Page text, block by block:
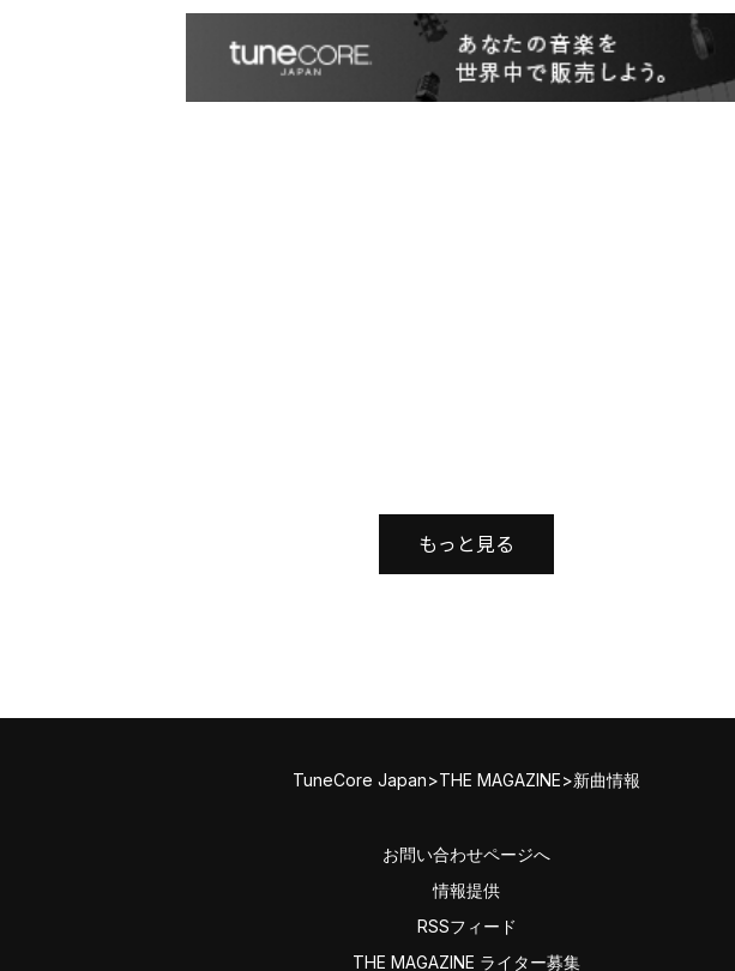
もっと見る
TuneCore Japan>THE MAGAZINE>新曲情報
お問い合わせページへ
情報提供
RSSフィード
THE MAGAZINE ライター募集